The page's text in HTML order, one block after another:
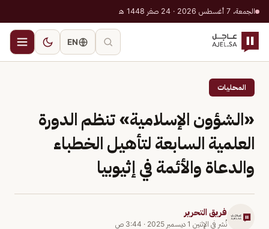
الجمعة، 7 أغسطس 2026 · 24 صفر 1448 هـ
EN
المحليات
«الشؤون الإسلامية» تنظم الدورة
العلمية السابعة لتأهيل الخطباء
والدعاة والأئمة في إثيوبيا
فريق التحرير
نُشر في الإثنين 1 ديسمبر 2025 · 3:44 ص